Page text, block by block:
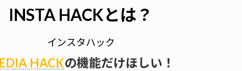
INSTA HACKとは？
インスタハック
HACKの機能だけほしい！